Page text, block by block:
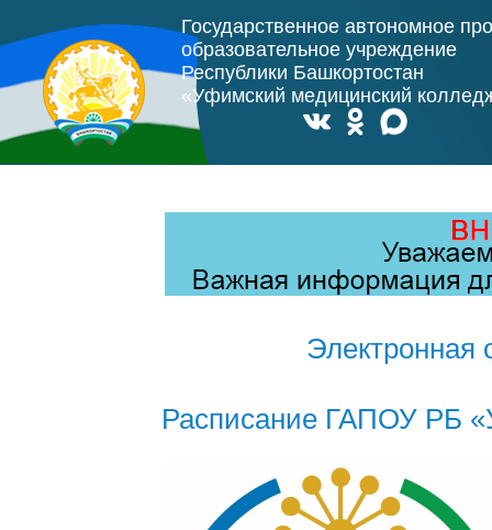
Государственное автономное
образовательное учреждение
Республики Башкортостан
«Уфимский медицинский
Электронная
Расписание ГАПОУ РБ